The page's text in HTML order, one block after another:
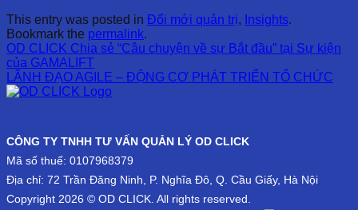
This entry was posted in Đổi mới quản trị, Insights.
Bookmark the permalink.
OD CLICK Chia sẻ “Câu chuyện về sự Bắt đầu” tại Sự kiện
của GAMALIFT
LÃNH ĐẠO AGILE – ĐỘNG CƠ PHÁT TRIỂN TỔ CHỨC
CÔNG TY TNHH TƯ VẤN QUẢN LÝ OD CLICK
Mã số thuế: 0107968379
Địa chỉ: 72 Trần Đăng Ninh, P. Nghĩa Đô, Q. Cầu Giấy, Hà Nội
Copyright 2026 © OD CLICK. All rights reserved.